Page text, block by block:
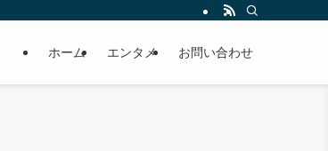
ホーム エンタメ お問い合わせ